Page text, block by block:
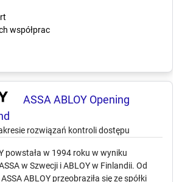
współprac
ASSA ABLOY Opening
rozwiązań kontroli dostępu
powstała w 1994 roku w wyniku
w Szwecji i ABLOY w Finlandii. Od
ABLOY przeobraziła się ze spółki